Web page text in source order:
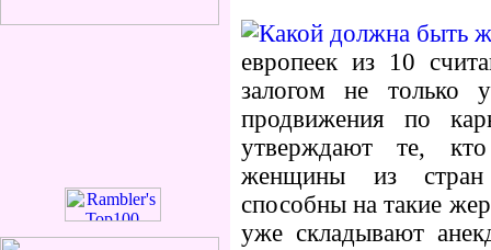
европеек из 10
залогом не
продвижения по
утверждают те,
женщины из стран
способны на такие
уже складывают